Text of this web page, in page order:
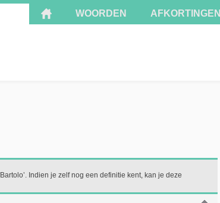
WOORDEN AFKORTINGEN
Indien je zelf nog een definitie kent, kan je deze